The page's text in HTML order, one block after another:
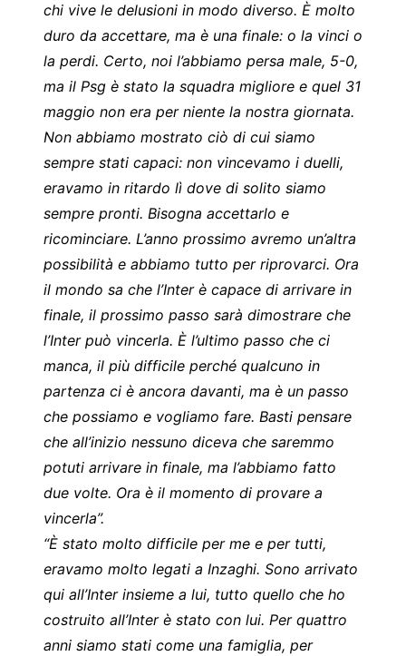
chi vive le delusioni in modo diverso. È molto
duro da accettare, ma è una finale: o la vinci o
la perdi. Certo, noi l’abbiamo persa male, 5-0,
ma il Psg è stato la squadra migliore e quel 31
maggio non era per niente la nostra giornata.
Non abbiamo mostrato ciò di cui siamo
sempre stati capaci: non vincevamo i duelli,
eravamo in ritardo lì dove di solito siamo
sempre pronti. Bisogna accettarlo e
ricominciare. L’anno prossimo avremo un’altra
possibilità e abbiamo tutto per riprovarci. Ora
il mondo sa che l’Inter è capace di arrivare in
finale, il prossimo passo sarà dimostrare che
l’Inter può vincerla. È l’ultimo passo che ci
manca, il più difficile perché qualcuno in
partenza ci è ancora davanti, ma è un passo
che possiamo e vogliamo fare. Basti pensare
che all’inizio nessuno diceva che saremmo
potuti arrivare in finale, ma l’abbiamo fatto
due volte. Ora è il momento di provare a
vincerla”.
“È stato molto difficile per me e per tutti,
eravamo molto legati a Inzaghi. Sono arrivato
qui all’Inter insieme a lui, tutto quello che ho
costruito all’Inter è stato con lui. Per quattro
anni siamo stati come una famiglia, per